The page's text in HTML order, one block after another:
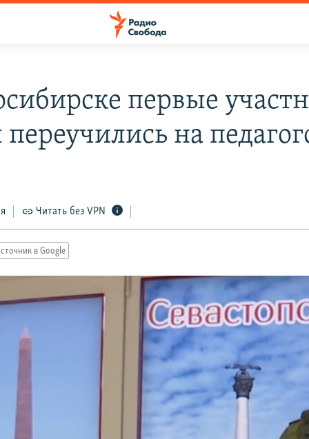
первые
на
Читать без VPN
в Google